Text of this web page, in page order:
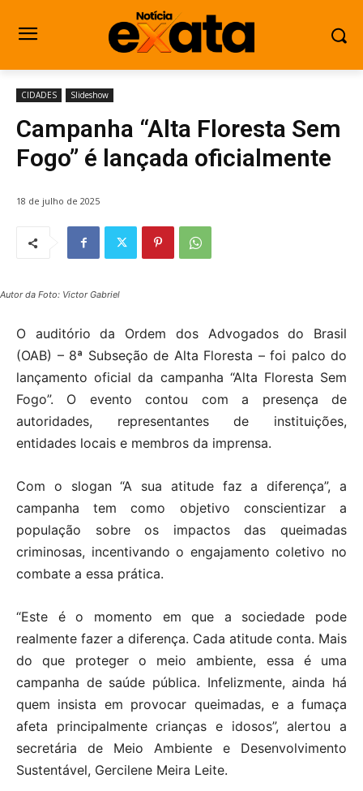
CIDADES Slideshow
Campanha “Alta Floresta Sem
Fogo” é lançada oficialmente
18 de julho de 2025
Autor da Foto: Victor Gabriel
O auditório da Ordem dos Advogados do Brasil
(OAB) – 8ª Subseção de Alta Floresta – foi palco do
lançamento oficial da campanha “Alta Floresta Sem
Fogo”. O evento contou com a presença de
autoridades, representantes de instituições,
entidades locais e membros da imprensa.
Com o slogan “A sua atitude faz a diferença”, a
campanha tem como objetivo conscientizar a
população sobre os impactos das queimadas
criminosas, incentivando o engajamento coletivo no
combate a essa prática.
“Este é o momento em que a sociedade pode
realmente fazer a diferença. Cada atitude conta. Mais
do que proteger o meio ambiente, essa é uma
campanha de saúde pública. Infelizmente, ainda há
quem insista em provocar queimadas, e a fumaça
afeta principalmente crianças e idosos”, alertou a
secretária de Meio Ambiente e Desenvolvimento
Sustentável, Gercilene Meira Leite.